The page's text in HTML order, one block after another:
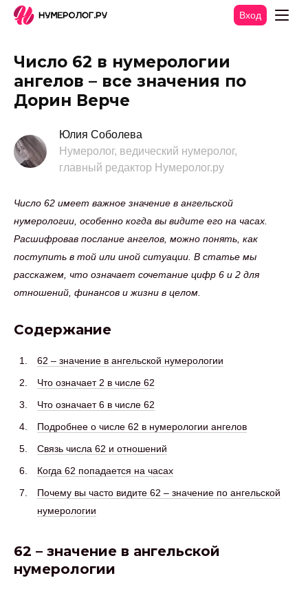
Вход
Число 62 в нумерологии
ангелов – все значения по
Дорин Верче
Юлия Соболева
Нумеролог, ведический нумеролог,
главный редактор Нумеролог.ру
Число 62 имеет важное значение в ангельской
нумерологии, особенно когда вы видите его на часах.
Расшифровав послание ангелов, можно понять, как
поступить в той или иной ситуации. В статье мы
расскажем, что означает сочетание цифр 6 и 2 для
отношений, финансов и жизни в целом.
Содержание
62 – значение в ангельской нумерологии
Что означает 2 в числе 62
Что означает 6 в числе 62
Подробнее о числе 62 в нумерологии ангелов
Связь числа 62 и отношений
Когда 62 попадается на часах
Почему вы часто видите 62 – значение по ангельской
нумерологии
62 – значение в ангельской
нумерологии